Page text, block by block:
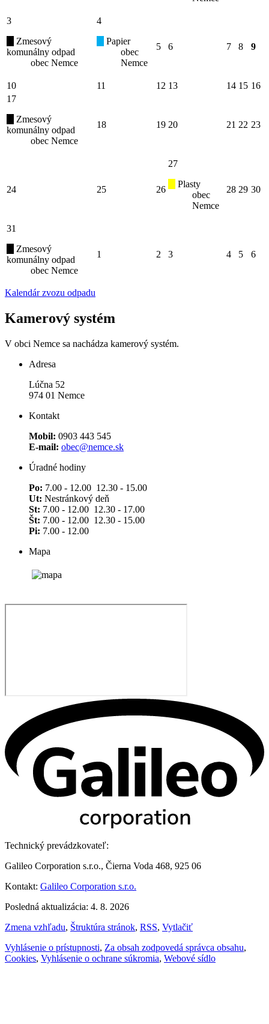
3
Zmesový
komunálny odpad
obec Nemce
4
Papier
obec
Nemce
5 6 7 8 9
10 11 12 13 14 15 16
17
Zmesový
komunálny odpad
obec Nemce
18 19 20 21 22 23
24 25 26
27
Plasty
obec
Nemce
28 29 30
31
Zmesový
komunálny odpad
obec Nemce
1 2 3 4 5 6
Kalendár zvozu odpadu
Kamerový systém
V obci Nemce sa nachádza kamerový systém.
Adresa
Lúčna 52
974 01 Nemce
Kontakt
Mobil: 0903 443 545
E-mail: obec@nemce.sk
Úradné hodiny
Po: 7.00 - 12.00 12.30 - 15.00
Ut: Nestránkový deň
St: 7.00 - 12.00 12.30 - 17.00
Št: 7.00 - 12.00 12.30 - 15.00
Pi: 7.00 - 12.00
Mapa
Technický prevádzkovateľ:
Galileo Corporation s.r.o., Čierna Voda 468, 925 06
Kontakt: Galileo Corporation s.r.o.
Posledná aktualizácia: 4. 8. 2026
Zmena vzhľadu, Štruktúra stránok, RSS, Vytlačiť
Vyhlásenie o prístupnosti, Za obsah zodpovedá správca obsahu,
Cookies, Vyhlásenie o ochrane súkromia, Webové sídlo